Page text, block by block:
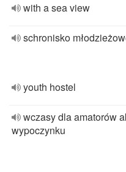
with a sea view
schronisko
youth hostel
wczasy dla amatorów
wypoczynku